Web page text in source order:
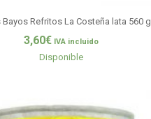
Bayos Refritos La Costeña lata 560 g
3,60€ IVA incluido
Disponible